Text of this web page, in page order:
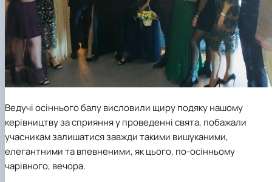
Ведучі осіннього балу висловили щиру подяку нашому
керівництву за сприяння у проведенні свята, побажали
учасникам залишатися завжди такими вишуканими,
елегантними та впевненими, як цього, по-осінньому
чарівного, вечора.